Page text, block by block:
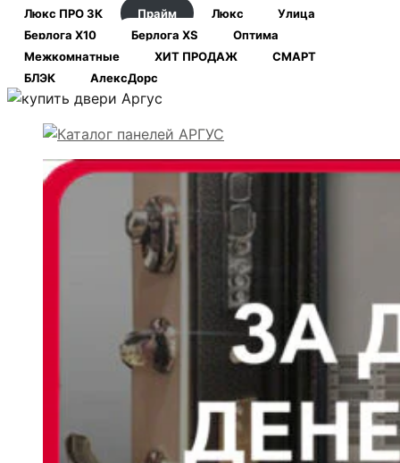
Люкс ПРО 3К
Прайм Люкс
Улица
Берлога Х10
Берлога XS
Оптима
Межкомнатные
ХИТ ПРОДАЖ
СМАРТ
БЛЭК
АлексДорс